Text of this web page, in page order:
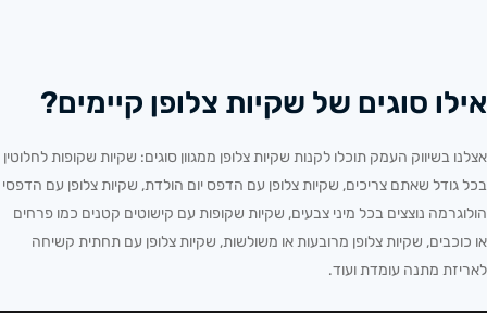
אילו סוגים של שקיות צלופן קיימים?
אצלנו בשיווק העמק תוכלו לקנות שקיות צלופן ממגוון סוגים: שקיות שקופות לחלוטין
בכל גודל שאתם צריכים, שקיות צלופן עם הדפס יום הולדת, שקיות צלופן עם הדפסי
הולוגרמה נוצצים בכל מיני צבעים, שקיות שקופות עם קישוטים קטנים כמו פרחים
או כוכבים, שקיות צלופן מרובעות או משולשות, שקיות צלופן עם תחתית קשיחה
לאריזת מתנה עומדת ועוד.